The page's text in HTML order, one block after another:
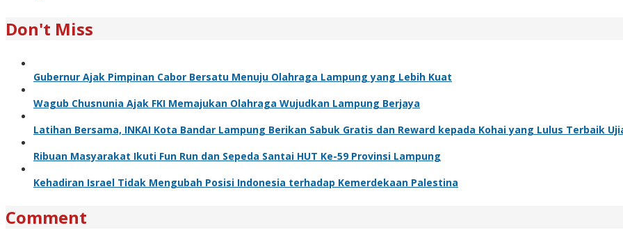
Don't Miss
Gubernur Ajak Pimpinan Cabor Bersatu Menuju Olahraga Lampung yang Lebih Kuat
Wagub Chusnunia Ajak FKI Memajukan Olahraga Wujudkan Lampung Berjaya
Latihan Bersama, INKAI Kota Bandar Lampung Berikan Sabuk Gratis dan Reward kepada Kohai yang Lulus Terbaik
Ribuan Masyarakat Ikuti Fun Run dan Sepeda Santai HUT Ke-59 Provinsi Lampung
Kehadiran Israel Tidak Mengubah Posisi Indonesia terhadap Kemerdekaan Palestina
Comment